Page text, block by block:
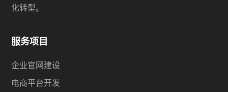
化转型。
服务项目
企业官网建设
电商平台开发